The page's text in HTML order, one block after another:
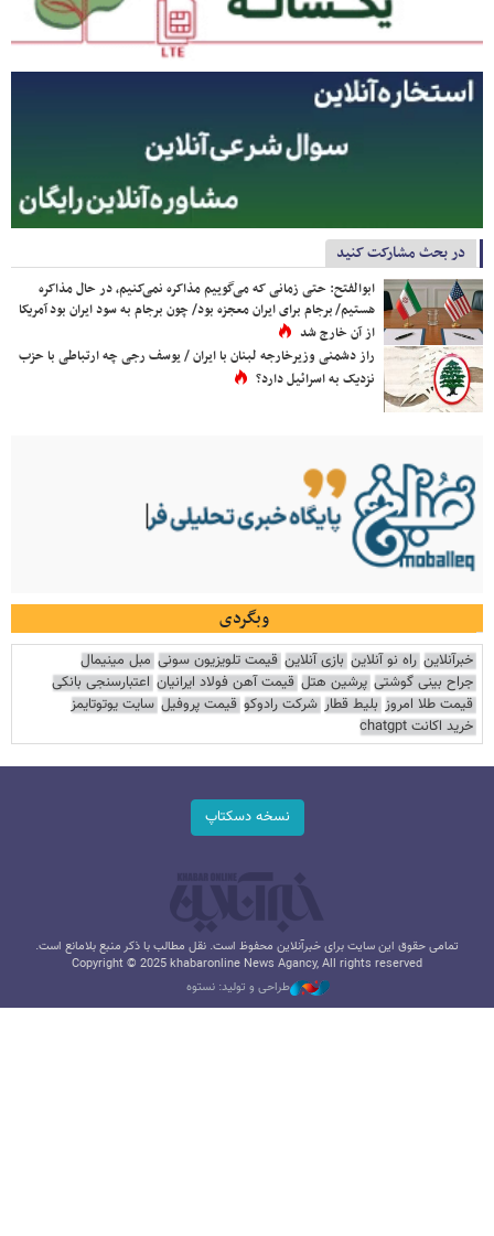
در بحث مشارکت کنید
ابوالفتح: حتی زمانی که می‌گوییم مذاکره نمی‌کنیم، در حال مذاکره
هستیم/ برجام برای ایران معجزه بود/ چون برجام به سود ایران بود آمریکا
از آن خارج شد
راز دشمنی وزیرخارجه لبنان با ایران / یوسف رجی چه ارتباطی با حزب
نزدیک به اسرائیل دارد؟
وبگردی
خبرآنلاین راه نو آنلاین بازی آنلاین قیمت تلویزیون سونی مبل مینیمال
جراح بینی گوشتی پرشین هتل قیمت آهن فولاد ایرانیان اعتبارسنجی بانکی
قیمت طلا امروز بلیط قطار شرکت رادوکو قیمت پروفیل سایت یوتوتایمز
خرید اکانت chatgpt
نسخه دسکتاپ
تمامی حقوق این سایت برای خبرآنلاین محفوظ است. نقل مطالب با ذکر منبع بلامانع است.
Copyright © 2025 khabaronline News Agancy, All rights reserved
طراحی و تولید: نستوه